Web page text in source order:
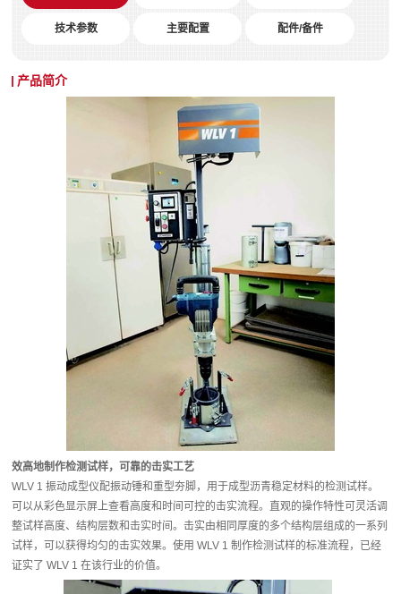
技术参数 主要配置 配件/备件
产品简介
效高地制作检测试样，可靠的击实工艺
WLV 1 振动成型仪配振动锤和重型夯脚，用于成型沥青稳定材料的检测试样。
可以从彩色显示屏上查看高度和时间可控的击实流程。直观的操作特性可灵活调
整试样高度、结构层数和击实时间。击实由相同厚度的多个结构层组成的一系列
试样，可以获得均匀的击实效果。使用 WLV 1 制作检测试样的标准流程，已经
证实了 WLV 1 在该行业的价值。